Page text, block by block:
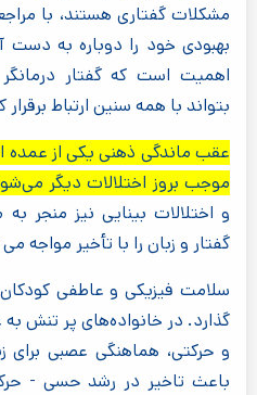
مشکلات گفتاری هستند، با
بهبودی خود را دوباره به دست
اهمیت است که گفتار
بتواند با همه سنین ارتباط برقرار
عقب ماندگی ذهنی یکی از عمده
موجب بروز اختلالات دیگر
و اختلالات بینایی نیز منجر
گفتار و زبان را با تأخیر مواجه
سلامت فیزیکی و عاطفی کودکان
گذارد. در خانواده‌های پر
و حرکتی، هماهنگی عصبی برای
باعث تاخیر در رشد حسی -